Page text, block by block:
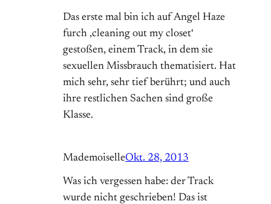
Das erste mal bin ich auf Angel Haze
furch ‚cleaning out my closet‘
gestoßen, einem Track, in dem sie
sexuellen Missbrauch thematisiert. Hat
mich sehr, sehr tief berührt; und auch
ihre restlichen Sachen sind große
Klasse.
MademoiselleOkt. 28, 2013
Was ich vergessen habe: der Track
wurde nicht geschrieben! Das ist